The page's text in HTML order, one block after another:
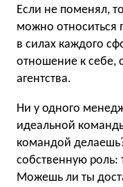
Если не поменял,
можно относиться
в силах каждого
отношение к себе,
агентства.
Ни у одного
идеальной
командой
собственную роль:
Можешь ли ты